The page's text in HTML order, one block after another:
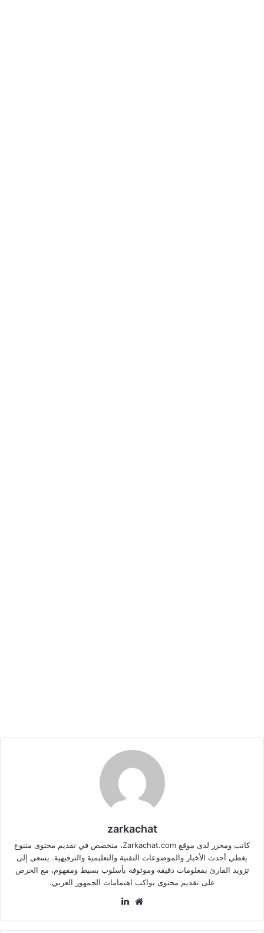
zarkachat
كاتب ومحرر لدى موقع Zarkachat.com، متخصص في تقديم محتوى متنوع
يغطي أحدث الأخبار والموضوعات التقنية والتعليمية والترفيهية. يسعى إلى
تزويد القارئ بمعلومات دقيقة وموثوقة بأسلوب بسيط ومفهوم، مع الحرص
على تقديم محتوى يواكب اهتمامات الجمهور العربي.
موقع